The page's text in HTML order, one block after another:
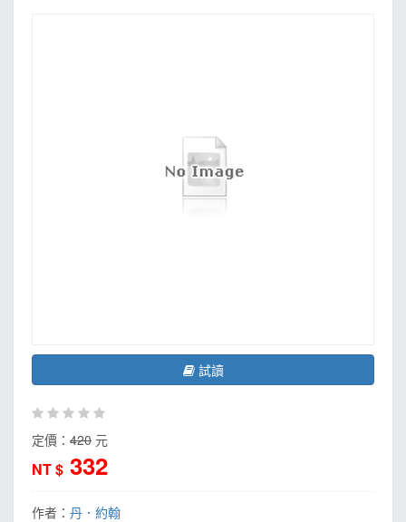
試讀
定價： 420 元
NT $ 332
作者： 丹．約翰